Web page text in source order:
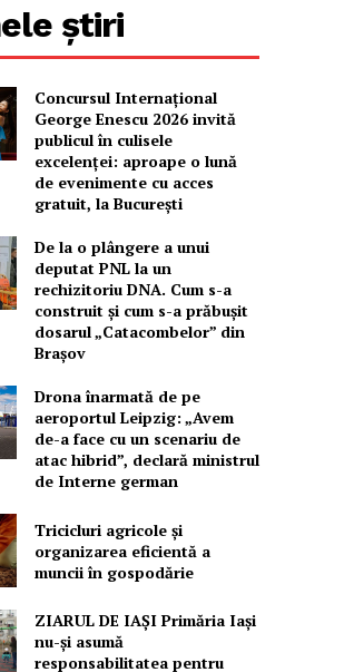
știri
Concursul Internațional
George Enescu 2026 invită
publicul în culisele
excelenței: aproape o lună
de evenimente cu acces
gratuit, la București
De la o plângere a unui
deputat PNL la un
rechizitoriu DNA. Cum s-a
construit și cum s-a prăbușit
dosarul „Catacombelor” din
Brașov
Drona înarmată de pe
aeroportul Leipzig: „Avem
de-a face cu un scenariu de
atac hibrid”, declară ministrul
de Interne german
Tricicluri agricole și
organizarea eficientă a
muncii în gospodărie
ZIARUL DE IAȘI Primăria Iași
nu-și asumă
responsabilitatea pentru